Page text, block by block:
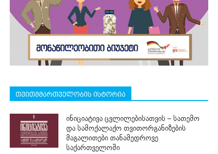
თვითმმართველობის ისტორია
ინიციატივა ცვლილებისათვის – სათემო
და სამოქალაქო თვითორგანიზების
მაგალითები თანამედროვე
საქართველოში